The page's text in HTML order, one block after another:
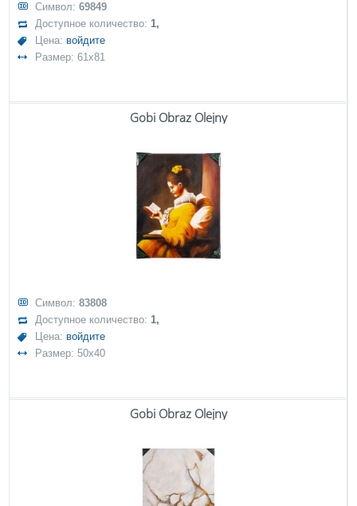
Символ:69849
Доступное количество:1,
Цена: войдите
Размер: 61x81
Gobi Obraz Olejny
Символ:83808
Доступное количество:1,
Цена: войдите
Размер: 50x40
Gobi Obraz Olejny